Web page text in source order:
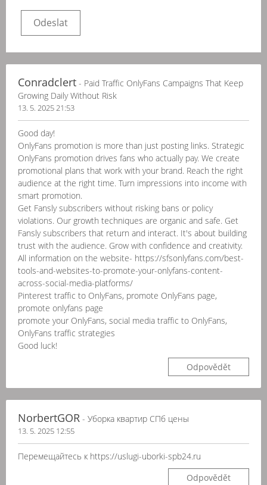
Conradclert - Paid Traffic OnlyFans Campaigns That Keep
Growing Daily Without Risk
13. 5. 2025 21:53
Good day!
OnlyFans promotion is more than just posting links. Strategic
OnlyFans promotion drives fans who actually pay. We create
promotional plans that work with your brand. Reach the right
audience at the right time. Turn impressions into income with
smart promotion.
Get Fansly subscribers without risking bans or policy
violations. Our growth techniques are organic and safe. Get
Fansly subscribers that return and interact. It's about building
trust with the audience. Grow with confidence and creativity.
All information on the website- https://sfsonlyfans.com/best-
tools-and-websites-to-promote-your-onlyfans-content-
across-social-media-platforms/
Pinterest traffic to OnlyFans, promote OnlyFans page,
promote onlyfans page
promote your OnlyFans, social media traffic to OnlyFans,
OnlyFans traffic strategies
Good luck!
Odpovědět
NorbertGOR - Уборка квартир СПб цены
13. 5. 2025 12:55
Перемещайтесь к https://uslugi-uborki-spb24.ru
Odpovědět